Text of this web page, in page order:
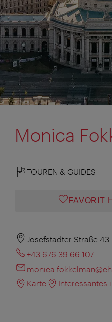
Monica
TOUREN & GUIDES
FAVORIT
Josefstädter Straße
+43 676 39 66 107
Karte
Interessantes